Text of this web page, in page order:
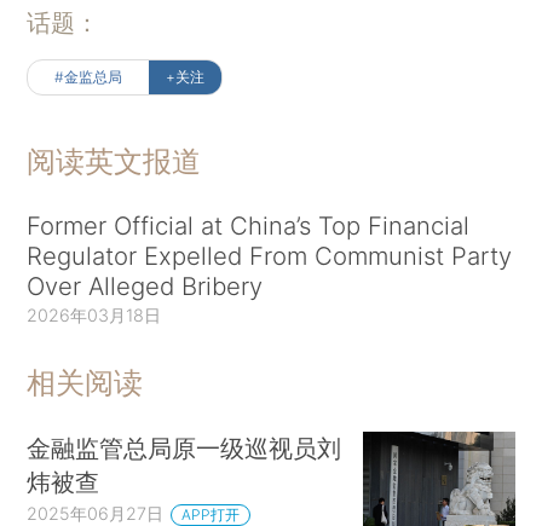
话题：
#金监总局 +关注
阅读英文报道
Former Official at China’s Top Financial
Regulator Expelled From Communist Party
Over Alleged Bribery
2026年03月18日
相关阅读
金融监管总局原一级巡视员刘
炜被查
2025年06月27日 APP打开